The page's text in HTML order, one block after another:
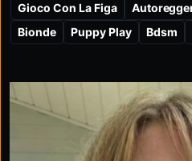
esattamente cosa fare.
della porta accanto, ma ti
piace la neve), mi piacciono
un taxi e vediamo dove ci
da "lieto fine". Smettila di
messaggio. 💋
Gioco Con La Figa
Bionde
Puppy Play Bdsm